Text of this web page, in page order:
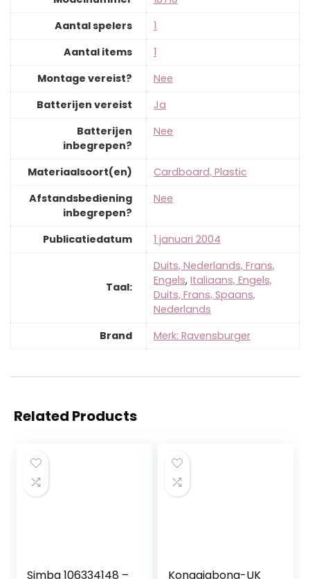
Aantal spelers
‎1
Aantal items
‎1
Montage vereist?
‎Nee
Batterijen vereist
‎Ja
Batterijen
inbegrepen?
‎Nee
Materiaalsoort(en)
‎Cardboard, Plastic
Afstandsbediening
inbegrepen?
‎Nee
Publicatiedatum ‎1 januari 2004
Taal:
‎Duits, Nederlands, Frans,
Engels, ‎Italiaans, Engels,
Duits, Frans, Spaans,
Nederlands
Brand
Merk: Ravensburger
Related Products
Simba 106334148 –
Kongqiabona-UK